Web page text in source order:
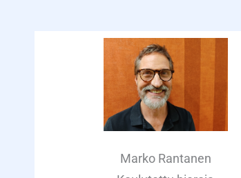
Marko Rantanen